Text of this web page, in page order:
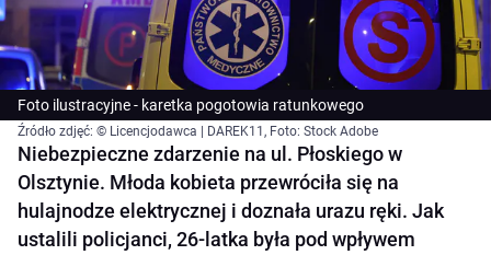
Foto ilustracyjne - karetka pogotowia ratunkowego
Źródło zdjęć: © Licencjodawca | DAREK11, Foto: Stock Adobe
Niebezpieczne zdarzenie na ul. Płoskiego w
Olsztynie. Młoda kobieta przewróciła się na
hulajnodze elektrycznej i doznała urazu ręki. Jak
ustalili policjanci, 26-latka była pod wpływem